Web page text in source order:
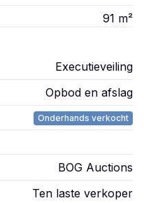
91 m²
Executieveiling
Opbod en afslag
Onderhands verkocht
BOG Auctions
Ten laste verkoper